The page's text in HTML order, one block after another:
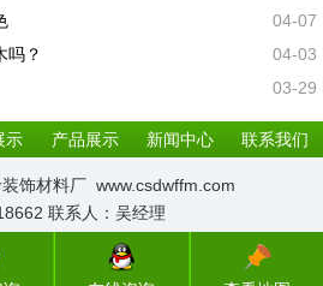
04-07
吗？
04-03
03-29
示 产品展示 新闻中心 联系我们
饰材料厂 www.csdwffm.com
联系人：吴经理